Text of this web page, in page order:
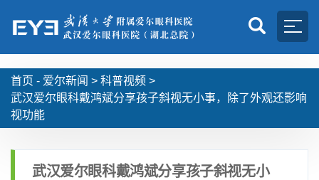
首页 - 爱尔新闻 > 科普视频 >
武汉爱尔眼科戴鸿斌分享孩子斜视无小事，除了外观还影响
视功能
武汉爱尔眼科戴鸿斌分享孩子斜视无小